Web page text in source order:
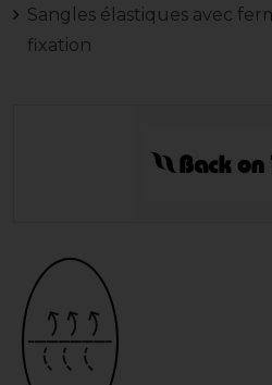
Sangles élastiques avec
fixation